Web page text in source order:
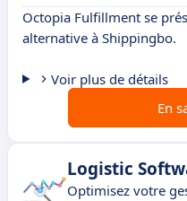
Octopia Fulfillment se
alternative à Shippingbo.
Voir plus de détails
En
Logistic
Optimisez votre